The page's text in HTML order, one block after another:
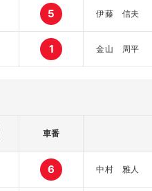
5 伊藤 信夫
1 金山 周平
車番
6 中村 雅人